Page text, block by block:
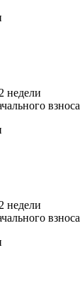
недели
взноса
недели
взноса